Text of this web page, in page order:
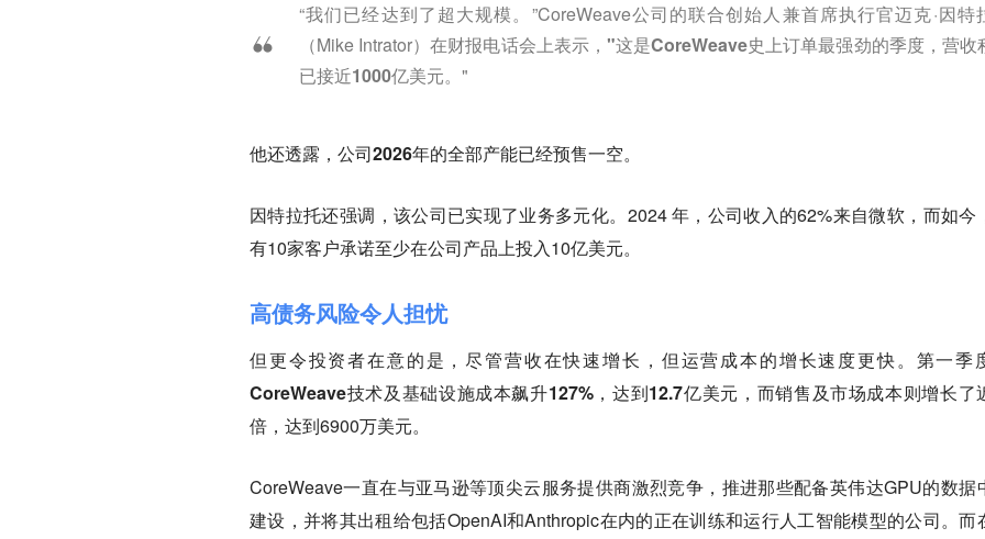
“我们已经达到了超大规模。”CoreWeave公司的联合创始人兼首席执行官迈克·因特
（Mike Intrator）在财报电话会上表示， "这是CoreWeave史上订单最强劲的季度，营收
已接近1000亿美元。 "
他还透露， 公司2026年的全部产能已经预售一空。
因特拉托还强调，该公司已实现了业务多元化。2024 年，公司收入的62%来自微软，而如今
有10家客户承诺至少在公司产品上投入10亿美元。
高债务风险令人担忧
但更令投资者在意的是，尽管营收在快速增长，但运营成本的增长速度更快。 第一季
CoreWeave技术及基础设施成本飙升127%，达到12.7亿美元， 而销售及市场成本则增长了
倍，达到6900万美元。
CoreWeave一直在与亚马逊等顶尖云服务提供商激烈竞争，推进那些配备英伟达GPU的数据
建设，并将其出租给包括OpenAI和Anthropic在内的正在训练和运行人工智能模型的公司。而